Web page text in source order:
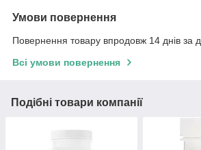
Умови повернення
Повернення товару впродовж 14 днів за
Всі умови повернення
Подібні товари компанії